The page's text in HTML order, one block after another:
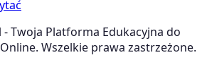
- Twoja Platforma Edukacyjna do
Wszelkie prawa zastrzeżone.